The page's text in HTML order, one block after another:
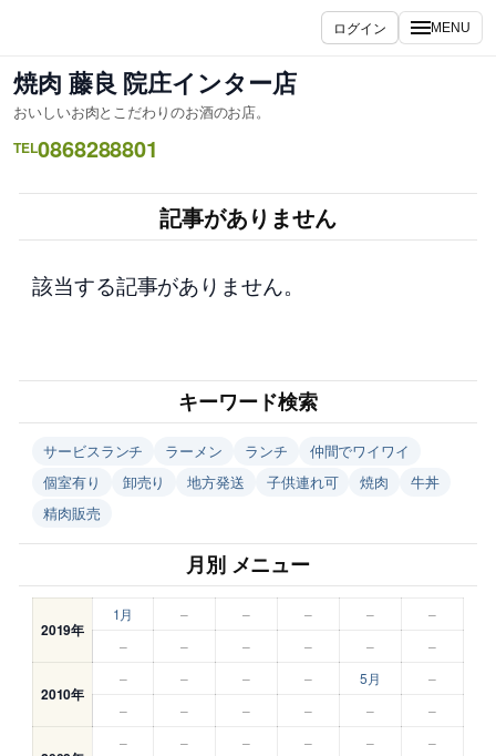
を
ス
キ
ッ
ログイン MENU
焼肉 藤良 院庄インター店
おいしいお肉とこだわりのお酒のお店。
TEL0868288801
記事がありません
該当する記事がありません。
キーワード検索
サービスランチ ラーメン ランチ
仲間でワイワイ
個室有り
卸売り 地方発送 子供連れ可 焼肉
牛丼
精肉販売
月別 メニュー
2019年
1月 – – – –
–
–
– – – – –
2010年
– – – – 5月
–
–
– – – – –
– – – – –
–